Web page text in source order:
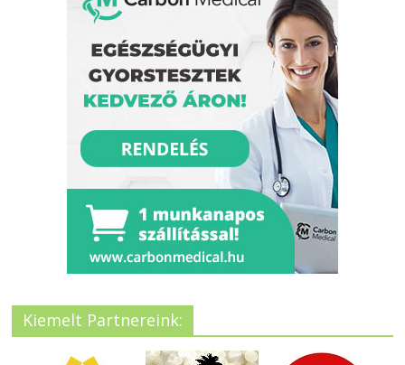
Kiemelt Partnereink: